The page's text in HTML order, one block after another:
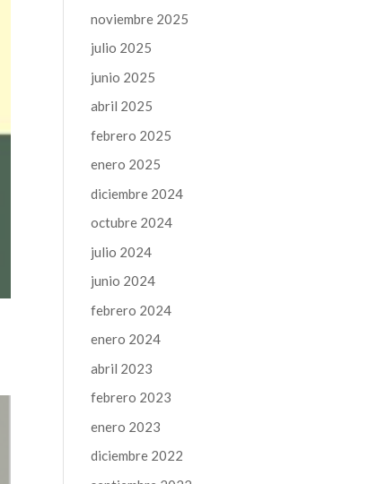
noviembre 2025
julio 2025
junio 2025
abril 2025
febrero 2025
enero 2025
diciembre 2024
octubre 2024
julio 2024
junio 2024
febrero 2024
enero 2024
abril 2023
febrero 2023
enero 2023
diciembre 2022